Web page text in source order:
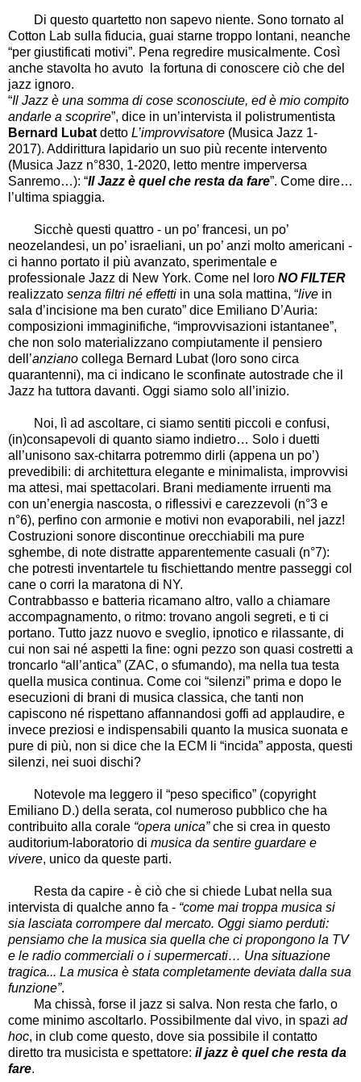
Di questo quartetto non sapevo niente. Sono tornato al
Cotton Lab sulla fiducia, guai starne troppo lontani, neanche
“per giustificati motivi”. Pena regredire musicalmente. Così
anche stavolta ho avuto la fortuna di conoscere ciò che del
jazz ignoro.
“Il Jazz è una somma di cose sconosciute, ed è mio compito
andarle a scoprire”, dice in un’intervista il polistrumentista
Bernard Lubat detto L’improvvisatore (Musica Jazz 1-
2017). Addirittura lapidario un suo più recente intervento
(Musica Jazz n°830, 1-2020, letto mentre imperversa
Sanremo…): “Il Jazz è quel che resta da fare”. Come dire…
l’ultima spiaggia.
Sicchè questi quattro - un po’ francesi, un po’
neozelandesi, un po’ israeliani, un po’ anzi molto americani -
ci hanno portato il più avanzato, sperimentale e
professionale Jazz di New York. Come nel loro NO FILTER
realizzato senza filtri né effetti in una sola mattina, “live in
sala d’incisione ma ben curato” dice Emiliano D’Auria:
composizioni immaginifiche, “improvvisazioni istantanee”,
che non solo materializzano compiutamente il pensiero
dell’anziano collega Bernard Lubat (loro sono circa
quarantenni), ma ci indicano le sconfinate autostrade che il
Jazz ha tuttora davanti. Oggi siamo solo all’inizio.
Noi, lì ad ascoltare, ci siamo sentiti piccoli e confusi,
(in)consapevoli di quanto siamo indietro… Solo i duetti
all’unisono sax-chitarra potremmo dirli (appena un po’)
prevedibili: di architettura elegante e minimalista, improvvisi
ma attesi, mai spettacolari. Brani mediamente irruenti ma
con un’energia nascosta, o riflessivi e carezzevoli (n°3 e
n°6), perfino con armonie e motivi non evaporabili, nel jazz!
Costruzioni sonore discontinue orecchiabili ma pure
sghembe, di note distratte apparentemente casuali (n°7):
che potresti inventartele tu fischiettando mentre passeggi col
cane o corri la maratona di NY.
Contrabbasso e batteria ricamano altro, vallo a chiamare
accompagnamento, o ritmo: trovano angoli segreti, e ti ci
portano. Tutto jazz nuovo e sveglio, ipnotico e rilassante, di
cui non sai né aspetti la fine: ogni pezzo son quasi costretti a
troncarlo “all’antica” (ZAC, o sfumando), ma nella tua testa
quella musica continua. Come coi “silenzi” prima e dopo le
esecuzioni di brani di musica classica, che tanti non
capiscono né rispettano affannandosi goffi ad applaudire, e
invece preziosi e indispensabili quanto la musica suonata e
pure di più, non si dice che la ECM li “incida” apposta, questi
silenzi, nei suoi dischi?
Notevole ma leggero il “peso specifico” (copyright
Emiliano D.) della serata, col numeroso pubblico che ha
contribuito alla corale “opera unica”che si crea in questo
auditorium-laboratorio di musica da sentire guardare e
vivere, unico da queste parti.
Resta da capire - è ciò che si chiede Lubat nella sua
intervista di qualche anno fa - “come mai troppa musica si
sia lasciata corrompere dal mercato. Oggi siamo perduti:
pensiamo che la musica sia quella che ci propongono la TV
e le radio commerciali o i supermercati… Una situazione
tragica... La musica è stata completamente deviata dalla sua
funzione”.
Ma chissà, forse il jazz si salva. Non resta che farlo, o
come minimo ascoltarlo. Possibilmente dal vivo, in spazi ad
hoc, in club come questo, dove sia possibile il contatto
diretto tra musicista e spettatore: il jazz è quel che resta da
fare.